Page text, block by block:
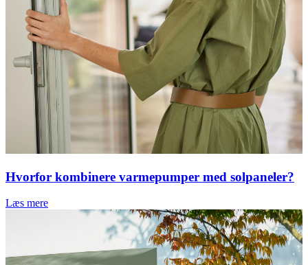
Hvorfor kombinere varmepumper med solpaneler?
Læs mere